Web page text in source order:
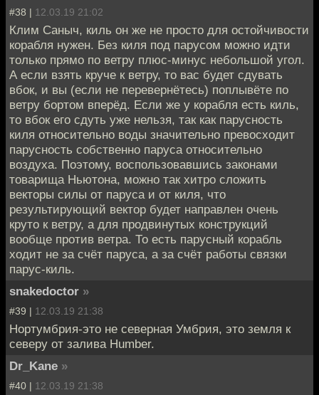
#38 | 12.03.19 21:02
Клим Саныч, киль он же не просто для остойчивости
корабля нужен. Без киля под парусом можно идти
только прямо по ветру плюс-минус небольшой угол.
А если взять круче к ветру, то вас будет сдувать
вбок, и вы (если не перевернётесь) поплывёте по
ветру бортом вперёд. Если же у корабля есть киль,
то вбок его сдуть уже нельзя, так как парусность
киля относительно воды значительно превосходит
парусность собственно паруса относительно
воздуха. Поэтому, воспользовавшись законами
товарища Ньютона, можно так хитро сложить
векторы силы от паруса и от киля, что
результирующий вектор будет направлен очень
круто к ветру, а для продвинутых конструкций
вообще против ветра. То есть парусный корабль
ходит не за счёт паруса, а за счёт работы связки
парус-киль.
snakedoctor »
#39 | 12.03.19 21:38
Нортумбрия-это не северная Умбрия, это земля к
северу от залива Humber.
Dr_Kane »
#40 | 12.03.19 21:38